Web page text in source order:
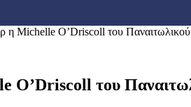
η Michelle O’Driscoll του
του